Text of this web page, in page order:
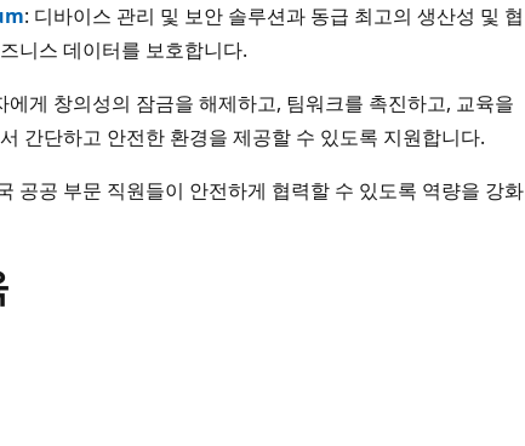
: 디바이스 관리 및 보안 솔루션과 동급 최고의 생산성 및 협
니스 데이터를 보호합니다.
에게 창의성의 잠금을 해제하고, 팀워크를 촉진하고, 교육을
간단하고 안전한 환경을 제공할 수 있도록 지원합니다.
공공 부문 직원들이 안전하게 협력할 수 있도록 역량을 강화